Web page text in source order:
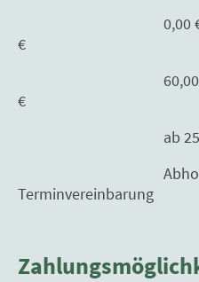
0,00 € - 59,99
€
60,00 € -
€
ab 250 €
Abholung
Terminvereinbarung